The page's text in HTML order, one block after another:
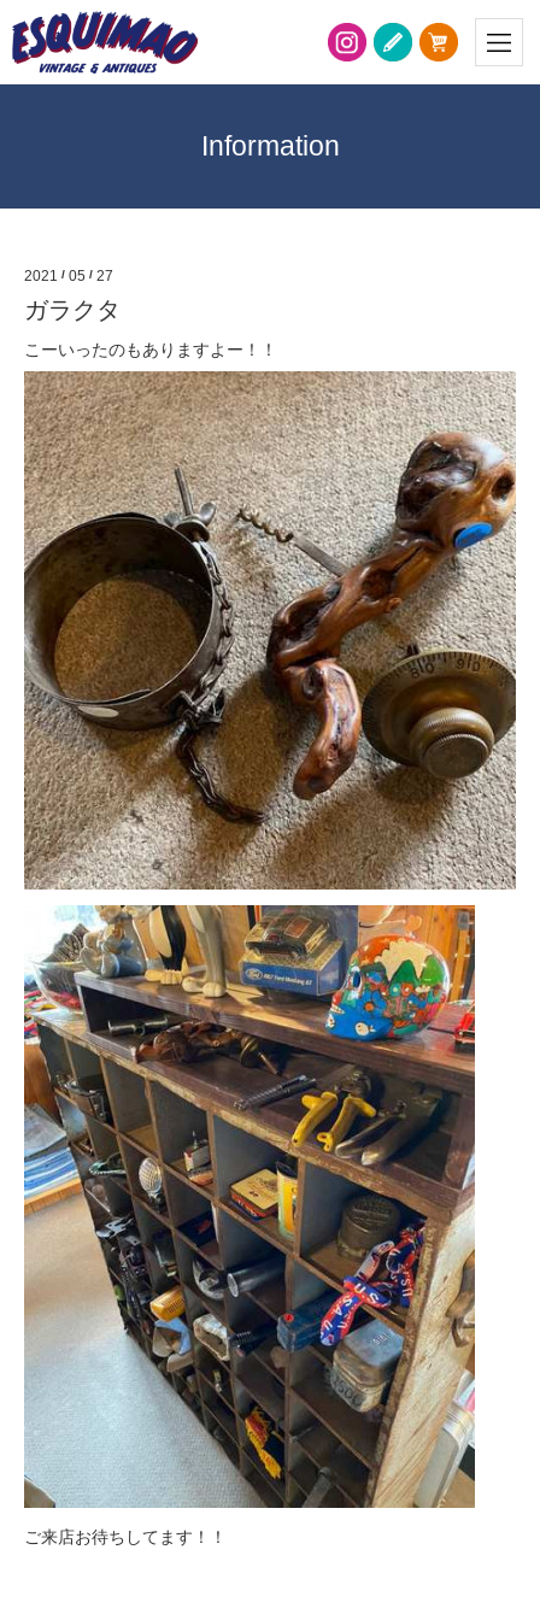
Information
2021 / 05 / 27
ガラクタ
こーいったのもありますよー！！
ご来店お待ちしてます！！